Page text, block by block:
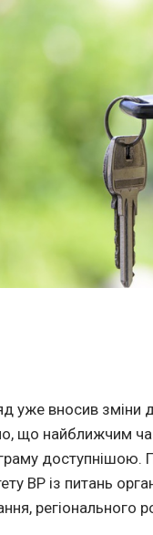
уже вносив зміни
що найближчим
доступнішою.
ВР із питань
регіонального